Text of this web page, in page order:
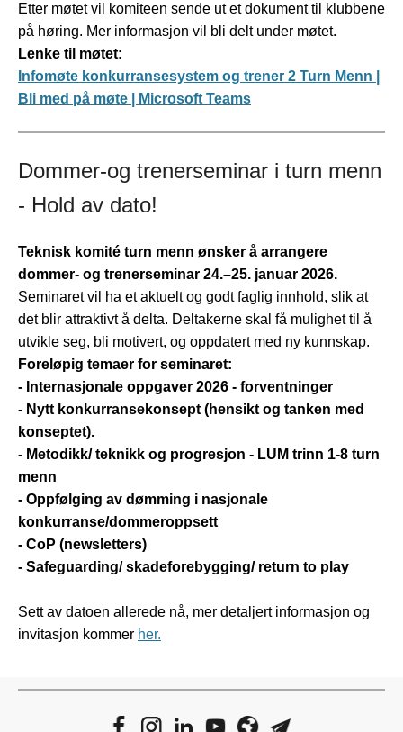
Etter møtet vil komiteen sende ut et dokument til klubbene
på høring. Mer informasjon vil bli delt under møtet.
Lenke til møtet:
Infomøte konkurransesystem og trener 2 Turn Menn |
Bli med på møte | Microsoft Teams
Dommer-og trenerseminar i turn menn
- Hold av dato!
Teknisk komité turn menn ønsker å arrangere
dommer- og trenerseminar 24.–25. januar 2026.
Seminaret vil ha et aktuelt og godt faglig innhold, slik at
det blir attraktivt å delta. Deltakerne skal få mulighet til å
utvikle seg, bli motivert, og oppdatert med ny kunnskap.
Foreløpig temaer for seminaret:
- Internasjonale oppgaver 2026 - forventninger
- Nytt konkurransekonsept (hensikt og tanken med
konseptet).
- Metodikk/ teknikk og progresjon - LUM trinn 1-8 turn
menn
- Oppfølging av dømming i nasjonale
konkurranse/dommeroppsett
- CoP (newsletters)
- Safeguarding/ skadeforebygging/ return to play
Sett av datoen allerede nå, mer detaljert informasjon og
invitasjon kommer her.